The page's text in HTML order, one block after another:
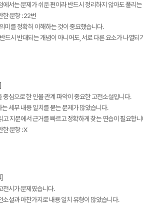
에서는 문제가 쉬운 편이라 반드시 정리하지 않아도 풀리
한 문항 : 22번
의미를 정확히 이해하는 것이 중요했습니다.
반드시 반대되는 개념이 아니어도, 서로 다른 요소가 나열
중심으로 한 인물 관계 파악이 중요한 고전소설입니다.
세부 내용 일치를 묻는 문제가 많았습니다.
고 지문에서 근거를 빠르고 정확하게 찾는 연습이 필요합니
한 문항 : X
전시가 문제였습니다.
소설과 마찬가지로 내용 일치 유형이 많았습니다.